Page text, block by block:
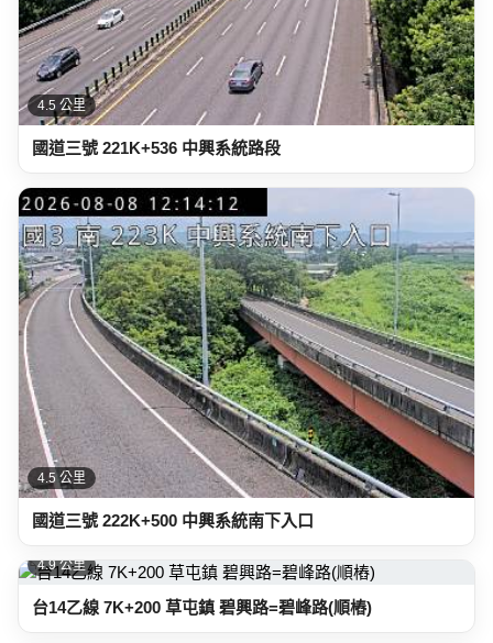
4.5 公里
國道三號 221K+536 中興系統路段
4.5 公里
國道三號 222K+500 中興系統南下入口
4.9 公里
台14乙線 7K+200 草屯鎮 碧興路=碧峰路(順樁)